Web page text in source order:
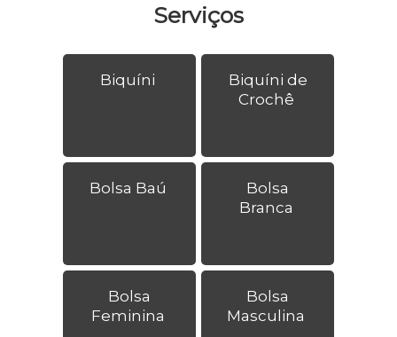
Serviços
Biquíni
Biquíni de
Crochê
Bolsa Baú
Bolsa
Branca
Bolsa
Feminina
Bolsa
Masculina